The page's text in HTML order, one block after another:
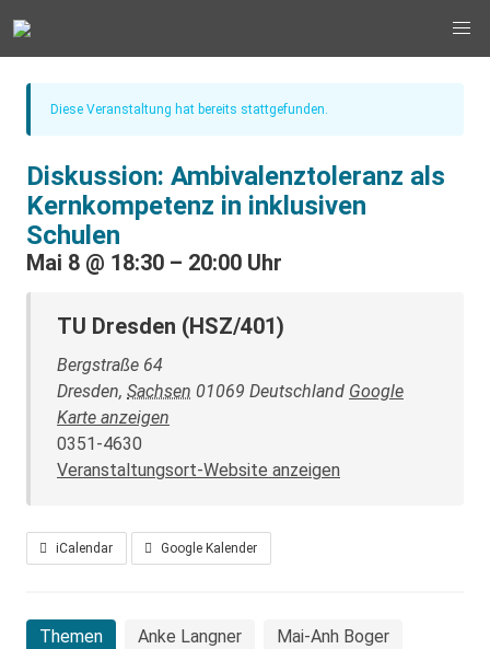
Diese Veranstaltung hat bereits stattgefunden.
Diskussion: Ambivalenztoleranz als
Kernkompetenz in inklusiven
Schulen
Mai 8 @ 18:30 – 20:00 Uhr
TU Dresden (HSZ/401)
Bergstraße 64
Dresden, Sachsen 01069 Deutschland Google
Karte anzeigen
0351-4630
Veranstaltungsort-Website anzeigen
iCalendar Google Kalender
Themen Anke Langner Mai-Anh Boger